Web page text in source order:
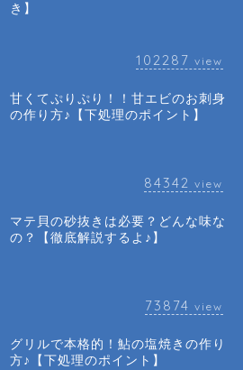
き】
102287 view
甘くてぷりぷり！！甘エビのお刺身
の作り方♪【下処理のポイント】
84342 view
マテ貝の砂抜きは必要？どんな味な
の？【徹底解説するよ♪】
73874 view
グリルで本格的！鮎の塩焼きの作り
方♪【下処理のポイント】